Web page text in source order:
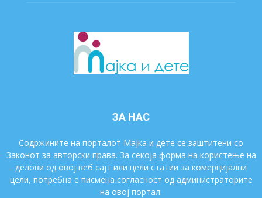
ЗА НАС
Содржините на порталот Мајка и дете се заштитени со
Законот за авторски права. За секоја форма на користење на
делови од овој веб сајт или цели статии за комерцијални
цели, потребна е писмена согласност од администраторите
на овој портал.